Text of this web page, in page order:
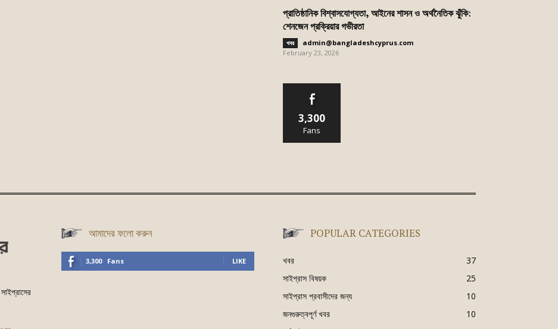
প্রাতিষ্ঠানিক বিশ্বাসযোগ্যতা, আইনের শাসন ও অর্থনৈতিক ঝুঁকি:
শেনজেন প্রক্রিয়ার গভীরতা
খবর admin@bangladeshcyprus.com
February 23, 2026
3,300
Fans
আমাদের ফলো করুন
3,300 Fans LIKE
POPULAR CATEGORIES
খবর
37
সাইপ্রাস বিষয়ক
25
সাইপ্রাস প্রবাসীদের জন্য
10
জনগুরুত্বপূর্ণ খবর
10